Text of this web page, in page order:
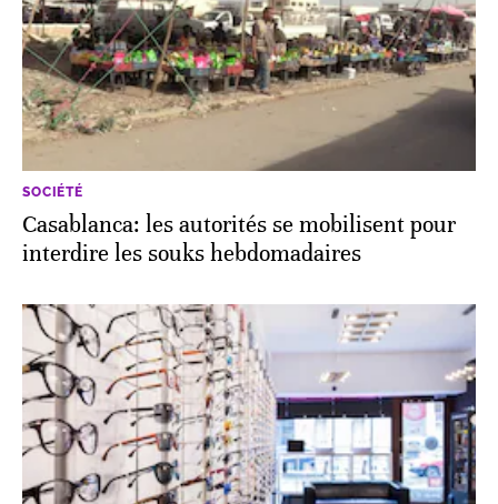
SOCIÉTÉ
Casablanca: les autorités se mobilisent pour
interdire les souks hebdomadaires